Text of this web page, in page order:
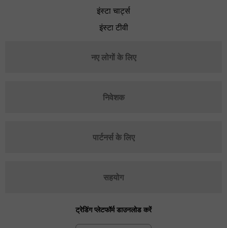
इंस्टा चार्ट्स
इंस्टा टीवी
नए लोगों के लिए
निवेशक
पार्टनर्स के लिए
सहयोग
ट्रेडिंग प्लेटफॉर्म डाउनलोड करें